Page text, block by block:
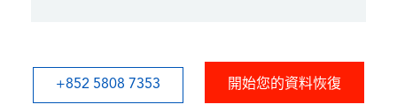
+852 5808 7353 開始您的資料恢復